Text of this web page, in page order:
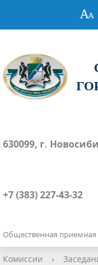
630099, г.
+7 (383) 227-43-32
Общественная приемная
Комиссии ›